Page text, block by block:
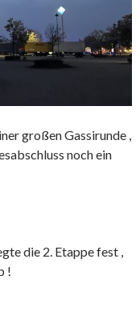
großen Gassirunde ,
noch ein
die 2. Etappe fest ,
!